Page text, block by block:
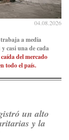
la guerra con
Ver en X
04.08.2026
a media
casi una de cada
del mercado
todo el país.
un alto
y la